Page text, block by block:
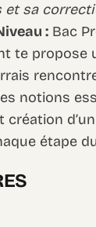
sa
: Bac
te propose
notions
création
étape